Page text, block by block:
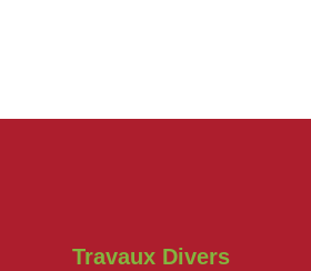
Travaux Divers